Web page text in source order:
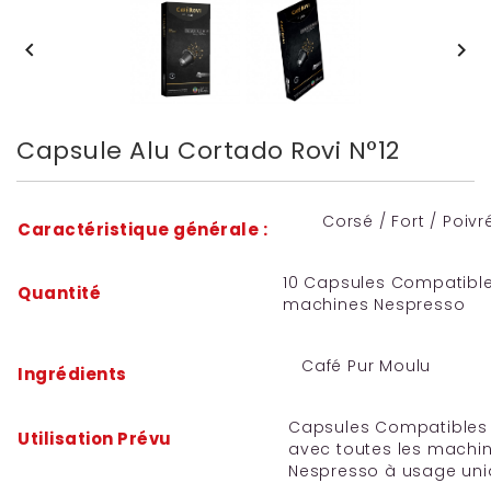
 
Capsule Alu Cortado Rovi N°12
Caractéristique générale : Corsé / Fort /
Quantité
10 Capsules
machines Nespresso
Ingrédients Café Pur Moulu
Utilisation Prévu
Capsules Compatibles
avec toutes les
Nespresso à usage